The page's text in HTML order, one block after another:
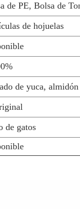
de PE, Bolsa de
de hojuelas
de yuca,
de gatos